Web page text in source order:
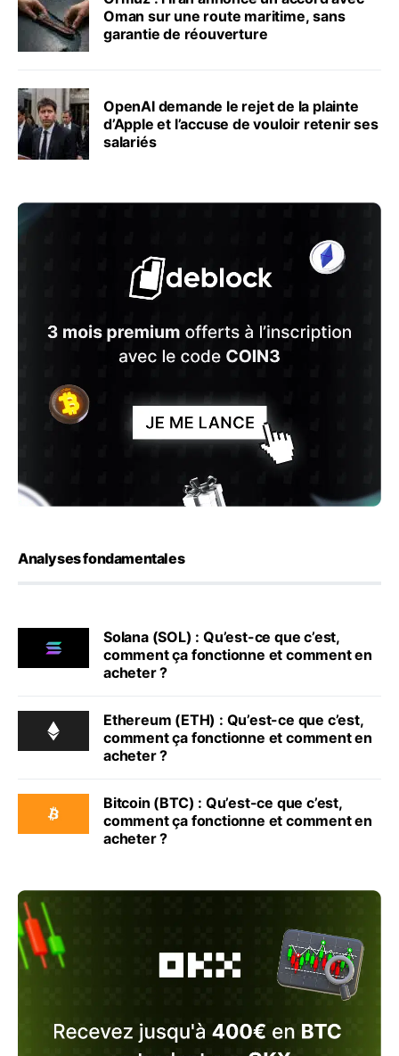
Oman sur une route maritime, sans
garantie de réouverture
OpenAI demande le rejet de la plainte
d’Apple et l’accuse de vouloir retenir ses
salariés
Analyses fondamentales
Solana (SOL) : Qu’est-ce que c’est,
comment ça fonctionne et comment en
acheter ?
Ethereum (ETH) : Qu’est-ce que c’est,
comment ça fonctionne et comment en
acheter ?
Bitcoin (BTC) : Qu’est-ce que c’est,
comment ça fonctionne et comment en
acheter ?